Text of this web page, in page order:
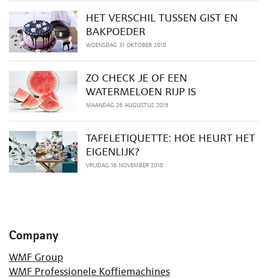
HET VERSCHIL TUSSEN GIST EN
BAKPOEDER
WOENSDAG 31 OKTOBER 2018
ZO CHECK JE OF EEN
WATERMELOEN RIJP IS
MAANDAG 26 AUGUSTUS 2019
TAFELETIQUETTE: HOE HEURT HET
EIGENLIJK?
VRIJDAG 16 NOVEMBER 2018
Company
WMF Group
WMF Professionele Koffiemachines